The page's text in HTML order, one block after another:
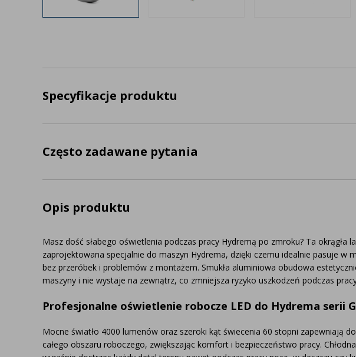
Specyfikacje produktu
Często zadawane pytania
Opis produktu
Masz dość słabego oświetlenia podczas pracy Hydremą po zmroku? Ta okrągła
zaprojektowana specjalnie do maszyn Hydrema, dzięki czemu idealnie pasuje w
bez przeróbek i problemów z montażem. Smukła aluminiowa obudowa
maszyny i nie wystaje na zewnątrz, co zmniejsza ryzyko uszkodzeń podczas
Profesjonalne oświetlenie robocze LED do Hydrema serii
Mocne światło 4000 lumenów oraz szeroki kąt świecenia 60 stopni zapewniają
całego obszaru roboczego, zwiększając komfort i bezpieczeństwo pracy.